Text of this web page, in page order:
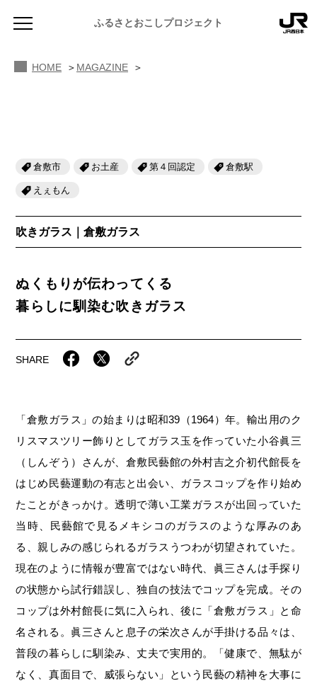
ふるさとおこしプロジェクト
NEWS
MAGAZINE
地域のよみもの
ふるさと文庫
人・もの・こと
JR西日本グループのおみやげ開発
みんなのドーナツ
せとうちの果実 清涼飲料水
雑貨シリーズ
恋するジャージー 瀬戸田レモン
蒜山ショコラ
蒜山ショコラクッキーズ
せとうちのおいしいシリーズ
生スフレ ふわり～ぬ
せとうちの果実 チューハイ
CATALOG
マップ・一覧から探す
カテゴリー・タグ・キーワードから探す
第16回 Re： 未来へつなぐ人
第14回 持続と進化 第13回 せとうちの海を育む山々
第12回 第11回 せとうち
第10回 岡山・備後の果物 第9回 岡山・備後のうめぇもん
第8回 岡山市 美作市/西粟倉村/奈義町/勝央町
第6回 瀬戸内市/備前市/和気町/赤磐市 第5回 津山市/鏡野町/吉備中央町/久米南町/美咲町
第4回 倉敷市/玉野市/浅口市/里庄町 尾道市/福山市/笠岡市/府中市
TRAIN
Urara
SAKU美SAKU楽
SETOUCHI TRAIN
La Malle de Bois
スローライフ列車
JR岡山の地域共生
ふるさとおこしプロジェクトとは
活動内容
倉敷ガラス
HOME MAGAZINE
倉敷市 お土産 第４回認定 倉敷駅
えぇもん
吹きガラス｜倉敷ガラス
ぬくもりが伝わってくる
暮らしに馴染む吹きガラス
SHARE
「倉敷ガラス」の始まりは昭和39（1964）年。輸出用のク
リスマスツリー飾りとしてガラス玉を作っていた小谷眞三
（しんぞう）さんが、倉敷民藝館の外村吉之介初代館長を
はじめ民藝運動の有志と出会い、ガラスコップを作り始め
たことがきっかけ。透明で薄い工業ガラスが出回っていた
当時、民藝館で見るメキシコのガラスのような厚みのあ
る、親しみの感じられるガラスうつわが切望されていた。
現在のように情報が豊富ではない時代、眞三さんは手探り
の状態から試行錯誤し、独自の技法でコップを完成。その
コップは外村館長に気に入られ、後に「倉敷ガラス」と命
名される。眞三さんと息子の栄次さんが手掛ける品々は、
普段の暮らしに馴染み、丈夫で実用的。「健康で、無駄が
なく、真面目で、威張らない」という民藝の精神を大事に